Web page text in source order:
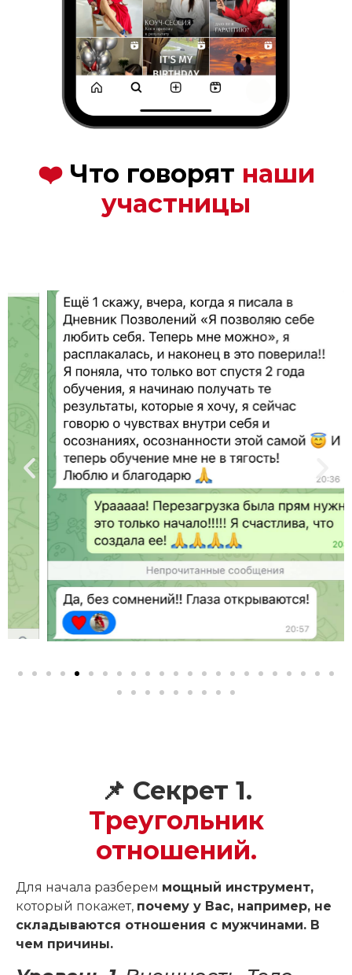
❤️ Что говорят наши
участницы
📌 Секрет 1.
Треугольник
отношений.
Для начала разберем мощный инструмент,
который покажет, почему у Вас, например, не
складываются отношения с мужчинами. В
чем причины.